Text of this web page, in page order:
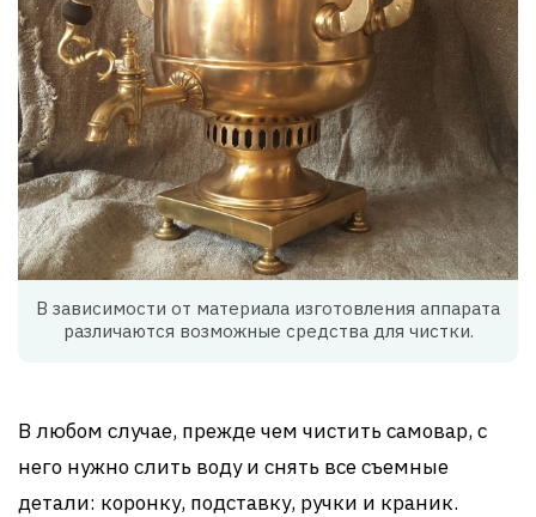
В зависимости от материала изготовления аппарата
различаются возможные средства для чистки.
В любом случае, прежде чем чистить самовар, с
него нужно слить воду и снять все съемные
детали: коронку, подставку, ручки и краник.